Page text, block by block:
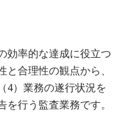
効率的な達成に役立つ
合理性の観点から、
4）業務の遂行状況を
行う監査業務です。